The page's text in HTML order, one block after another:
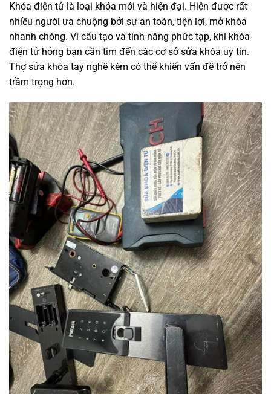
Khóa điện tử là loại khóa mới và hiện đại. Hiện được rất
nhiều người ưa chuộng bởi sự an toàn, tiện lợi, mở khóa
nhanh chóng. Vì cấu tạo và tính năng phức tạp, khi khóa
điện tử hỏng bạn cần tìm đến các cơ sở sửa khóa uy tín.
Thợ sửa khóa tay nghề kém có thể khiến vấn đề trở nên
trầm trọng hơn.